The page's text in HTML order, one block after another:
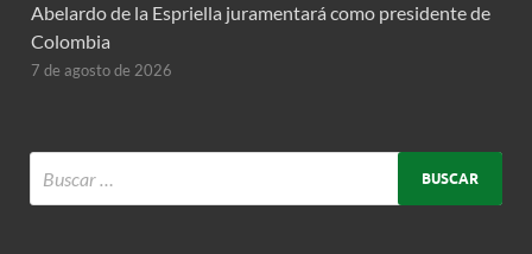
Abelardo de la Espriella juramentará como presidente de
Colombia
7 de agosto de 2026